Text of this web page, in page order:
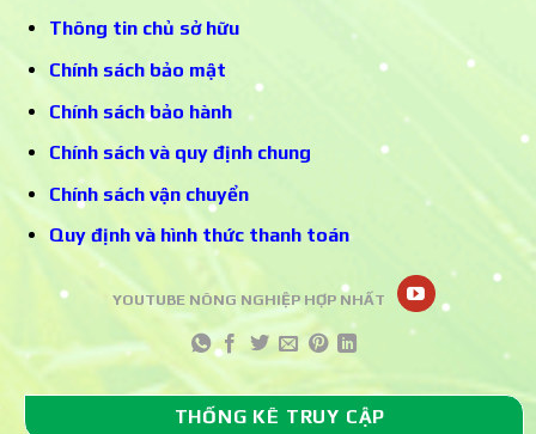
Thông tin chủ sở hữu
Chính sách bảo mật
Chính sách bảo hành
Chính sách và quy định chung
Chính sách vận chuyển
Quy định và hình thức thanh toán
YOUTUBE NÔNG NGHIỆP HỢP NHẤT
THỐNG KÊ TRUY CẬP